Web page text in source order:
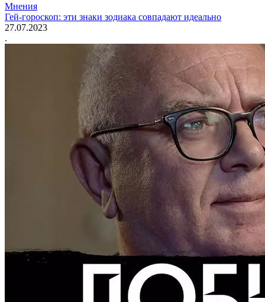
Мнения
Гей-гороскоп: эти знаки зодиака совпадают идеально
27.07.2023
.